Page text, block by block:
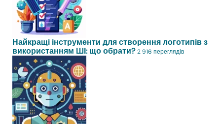
Найкращі інструменти для створення логотипів з
використанням ШІ: що обрати? 2 916 переглядів